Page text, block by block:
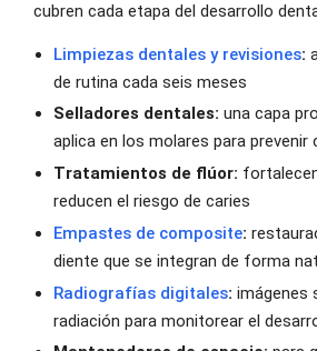
cubren cada etapa del desarrollo
Limpiezas dentales y revisiones:
de rutina cada seis meses
Selladores dentales: una capa
aplica en los molares para prevenir
Tratamientos de flúor:
reducen el riesgo de caries
Empastes de composite:
diente que se integran de forma
Radiografías digitales: imágenes
radiación para monitorear el